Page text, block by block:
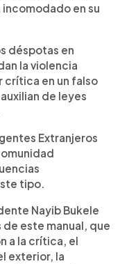
en su
déspotas en
la violencia
crítica en un falso
de leyes
Extranjeros
tipo.
Nayib Bukele
este manual, que
a la crítica, el
exterior, la